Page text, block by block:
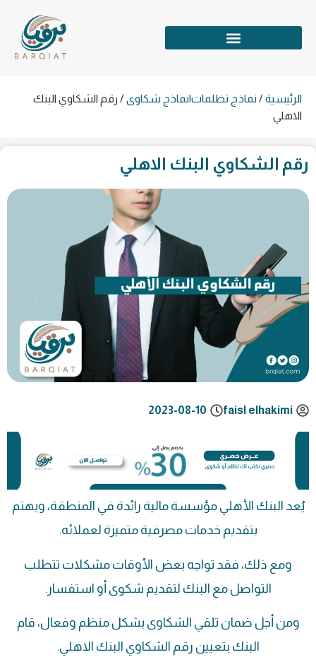
الرئيسية/نماذج تظلمات|نماذج شكاوى/ رقم الشكاوي البنك
الاهلي
رقم الشكاوي البنك الاهلي
faisl elhakimi
2023-08-10
يُعد البنك الأهلي مؤسسة مالية رائدة في المنطقة، ويهتم
بتقديم خدمات مصرفية متميزة لعملائه.
ومع ذلك، فقد تواجه بعض الأوقات مشكلات تتطلب
التواصل مع البنك لتقديم شكوى أو استفسار.
ومن أجل ضمان تلقي الشكاوى بشكل منظم وفعال، قام
البنك بتعيين رقم الشكاوي البنك الاهلي.